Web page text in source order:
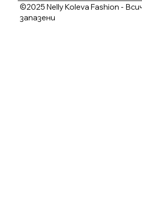
©2025 Nelly Koleva Fashion -
запазени